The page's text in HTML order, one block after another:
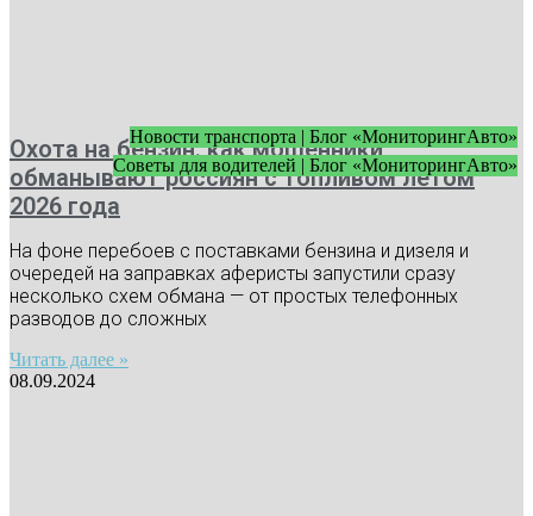
Новости транспорта | Блог «МониторингАвто»
Советы для водителей | Блог «МониторингАвто»
Охота на бензин: как мошенники
обманывают россиян с топливом летом
2026 года
На фоне перебоев с поставками бензина и дизеля и
очередей на заправках аферисты запустили сразу
несколько схем обмана — от простых телефонных
разводов до сложных
Читать далее »
08.09.2024